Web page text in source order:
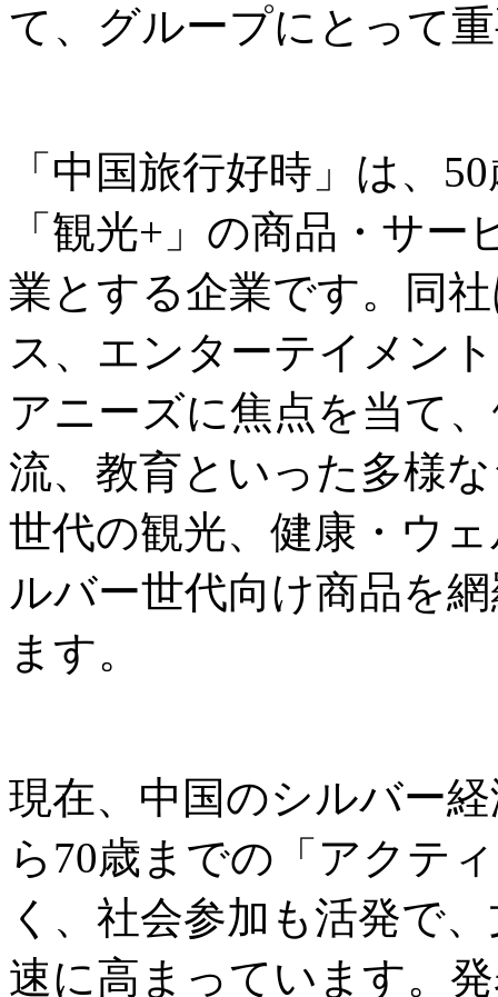
て、グループにとって
「中国旅行好時」は、
「観光+」の商品・サ
業とする企業です。同
ス、エンターテイメン
アニーズに焦点を当て
流、教育といった多様
世代の観光、健康・ウ
ルバー世代向け商品を
ます。
現在、中国のシルバー
ら70歳までの「アクテ
く、社会参加も活発で
速に高まっています。